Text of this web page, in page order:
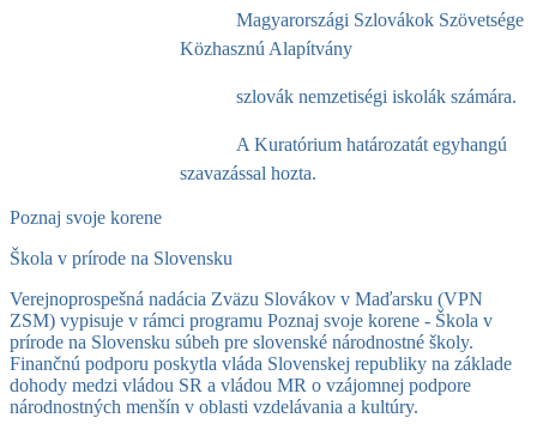
Magyarországi Szlovákok Szövetsége
Közhasznú Alapítvány
szlovák nemzetiségi iskolák számára.
A Kuratórium határozatát egyhangú
szavazással hozta.
Poznaj svoje korene
Škola v prírode na Slovensku
Verejnoprospešná nadácia Zväzu Slovákov v Maďarsku (VPN
ZSM) vypisuje v rámci programu Poznaj svoje korene - Škola v
prírode na Slovensku súbeh pre slovenské národnostné školy.
Finančnú podporu poskytla vláda Slovenskej republiky na základe
dohody medzi vládou SR a vládou MR o vzájomnej podpore
národnostných menšín v oblasti vzdelávania a kultúry.